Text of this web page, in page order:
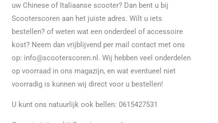
uw Chinese of Italiaanse scooter? Dan bent u bij
Scooterscoren aan het juiste adres. Wilt u iets
bestellen? of weten wat een onderdeel of accessoire
kost? Neem dan vrijblijvend per mail contact met ons
op: info@scooterscoren.nl. Wij hebben veel onderdelen
op voorraad in ons magazijn, en wat eventueel niet
voorradig is kunnen wij direct voor u bestellen!
U kunt ons natuurlijk ook bellen: 0615427531